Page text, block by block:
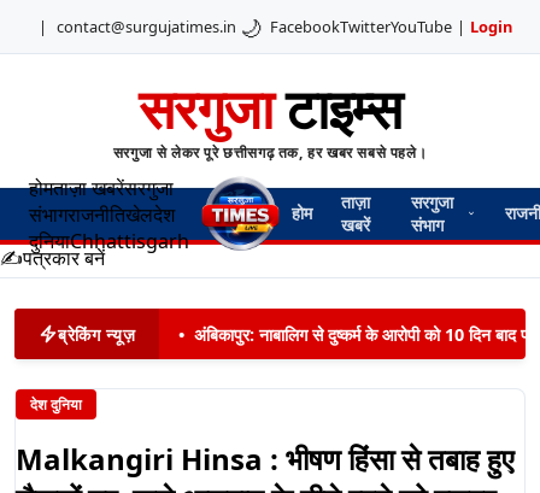
| contact@surgujatimes.in 🌙 FacebookTwitterYouTube | Login
सरगुजाटाइम्स
सरगुजा से लेकर पूरे छत्तीसगढ़ तक, हर खबर सबसे पहले।
होमताज़ा खबरेंसरगुजा
संभागराजनीतिखेलदेश
दुनियाChhattisgarh
होम
ताज़ा
खबरें
सरगुजा
संभाग
✍️पत्रकार बनें
ब्रेकिंग न्यूज़ • अंबिकापुर: नाबालिग से दुष्कर्म के आरोपी को 10 दिन बाद
देश दुनिया
Malkangiri Hinsa : भीषण हिंसा से तबाह हुए